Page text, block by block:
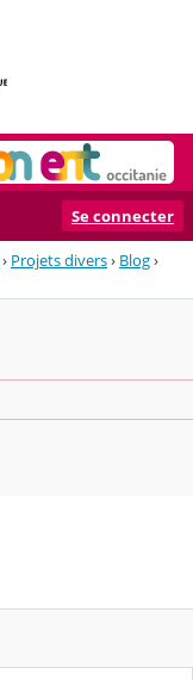
Se connecter
› Projets divers› Blog›